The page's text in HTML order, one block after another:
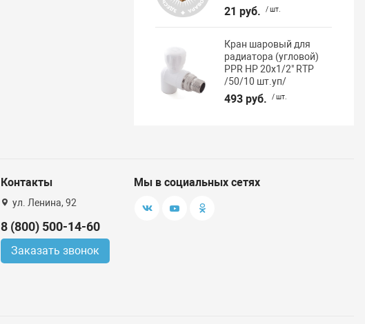
21 руб. / шт.
Кран шаровый для
радиатора (угловой)
PPR НР 20х1/2" RTP
/50/10 шт.уп/
493 руб. / шт.
Контакты
ул. Ленина, 92
8 (800) 500-14-60
Заказать звонок
Мы в социальных сетях